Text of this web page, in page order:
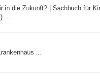
in die Zukunft? | Sachbuch für
...
...